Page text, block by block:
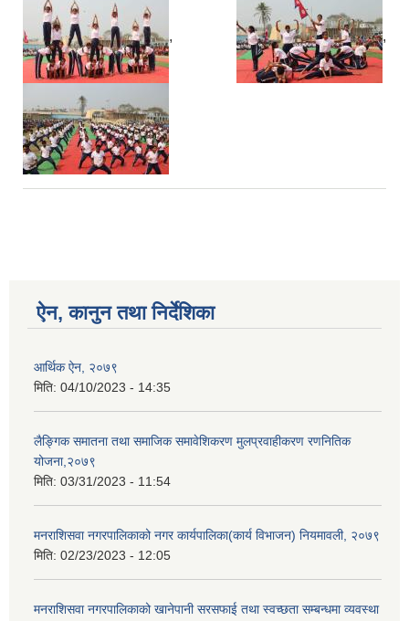
, ,
ऐन, कानुन तथा निर्देशिका
आर्थिक ऐन, २०७९
मिति: 04/10/2023 - 14:35
लैङ्गिक समातना तथा समाजिक समावेशिकरण मुलप्रवाहीकरण रणनितिक
योजना,२०७९
मिति: 03/31/2023 - 11:54
मनराशिसवा नगरपालिकाको नगर कार्यपालिका(कार्य विभाजन) नियमावली, २०७९
मिति: 02/23/2023 - 12:05
मनराशिसवा नगरपालिकाको खानेपानी सरसफाई तथा स्वच्छता सम्बन्धमा व्यवस्था